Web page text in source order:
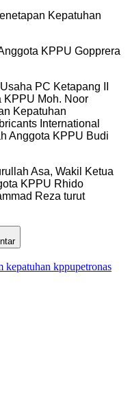
Kepatuhan
KPPU Gopprera
PC Ketapang II
KPPU Moh. Noor
Kepatuhan
International
Anggota KPPU Budi
Asa, Wakil Ketua
KPPU Rhido
Reza turut
kepatuhan kppupetronas